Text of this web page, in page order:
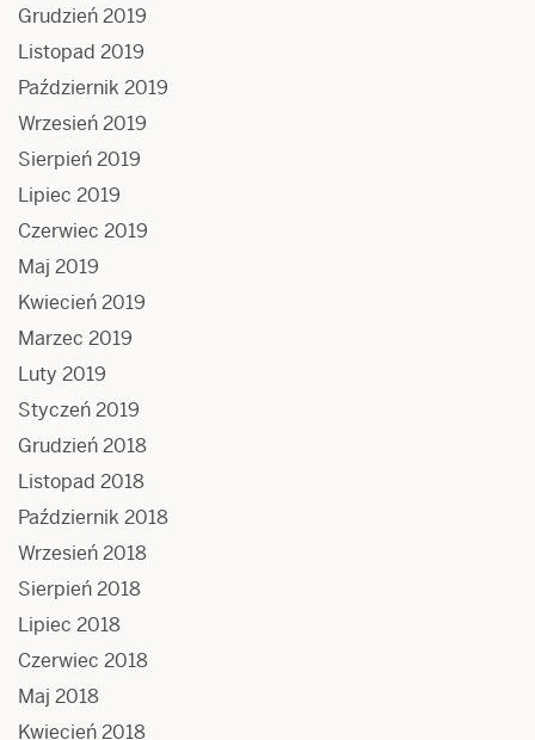
Grudzień 2019
Listopad 2019
Październik 2019
Wrzesień 2019
Sierpień 2019
Lipiec 2019
Czerwiec 2019
Maj 2019
Kwiecień 2019
Marzec 2019
Luty 2019
Styczeń 2019
Grudzień 2018
Listopad 2018
Październik 2018
Wrzesień 2018
Sierpień 2018
Lipiec 2018
Czerwiec 2018
Maj 2018
Kwiecień 2018